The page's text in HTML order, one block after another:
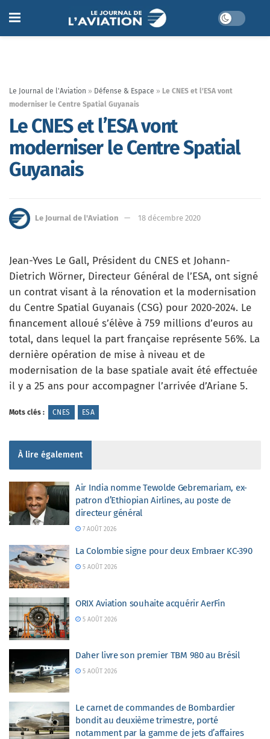
Le Journal de l'Aviation » Défense & Espace » Le CNES et l’ESA vont
moderniser le Centre Spatial Guyanais
Le CNES et l’ESA vont
moderniser le Centre Spatial
Guyanais
Le Journal de l'Aviation 18 décembre 2020
Jean-Yves Le Gall, Président du CNES et Johann-
Dietrich Wörner, Directeur Général de l’ESA, ont signé
un contrat visant à la rénovation et la modernisation
du Centre Spatial Guyanais (CSG) pour 2020-2024. Le
financement alloué s’élève à 759 millions d’euros au
total, dans lequel la part française représente 56%. La
dernière opération de mise à niveau et de
modernisation de la base spatiale avait été effectuée
il y a 25 ans pour accompagner l’arrivée d’Ariane 5.
Mots clés : CNES ESA
À lire également
Air India nomme Tewolde Gebremariam, ex-
patron d’Ethiopian Airlines, au poste de
directeur général
7 AOÛT 2026
La Colombie signe pour deux Embraer KC-390
5 AOÛT 2026
ORIX Aviation souhaite acquérir AerFin
5 AOÛT 2026
Daher livre son premier TBM 980 au Brésil
5 AOÛT 2026
Le carnet de commandes de Bombardier
bondit au deuxième trimestre, porté
notamment par la gamme de jets d’affaires